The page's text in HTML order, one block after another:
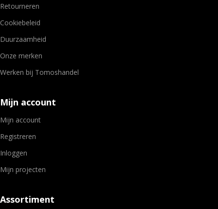
Retourneren
Cookiebeleid
Duurzaamheid
Onze merken
Werken bij Tomoshandel
Mijn account
Mijn account
Registreren
Inloggen
Mijn projecten
Assortiment